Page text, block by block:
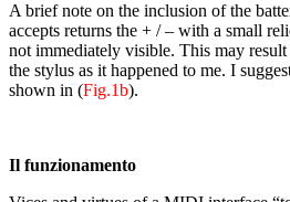
A brief note on the inclusion of the
accepts returns the + / – with a small
not immediately visible. This may
the stylus as it happened to me. I
shown in (Fig.1b).
Il funzionamento